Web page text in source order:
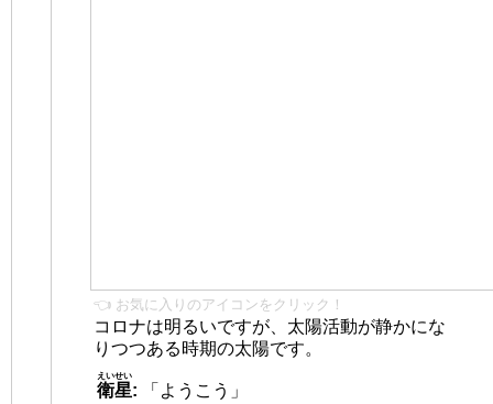
👈 お気に入りのアイコンをクリック！
コロナは明るいですが、太陽活動が静かにな
りつつある時期の太陽です。
衛星
えいせい
:
「ようこう」